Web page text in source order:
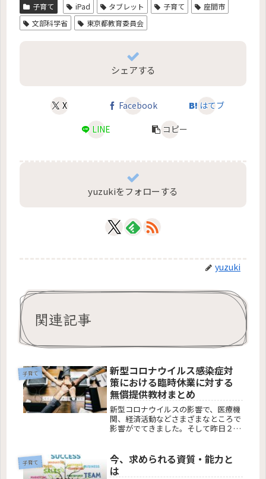
子育て iPad タブレット 子育て
座間市
文部科学省
東京都教育委員会
シェアする
X Facebook
はてブ
LINE
コピー
yuzukiをフォローする
yuzuki
関連記事
子育て
新型コロナウイルス感染症対
策における臨時休業に対する
無償提供教材まとめ
新型コロナウイルスの影響で、医療機
関、経済活動などさまざまなところで
影響がでてきました。そして昨日２月
３月２日からの休校を要請しました。
子育て
今、求められる資質・能力と
は